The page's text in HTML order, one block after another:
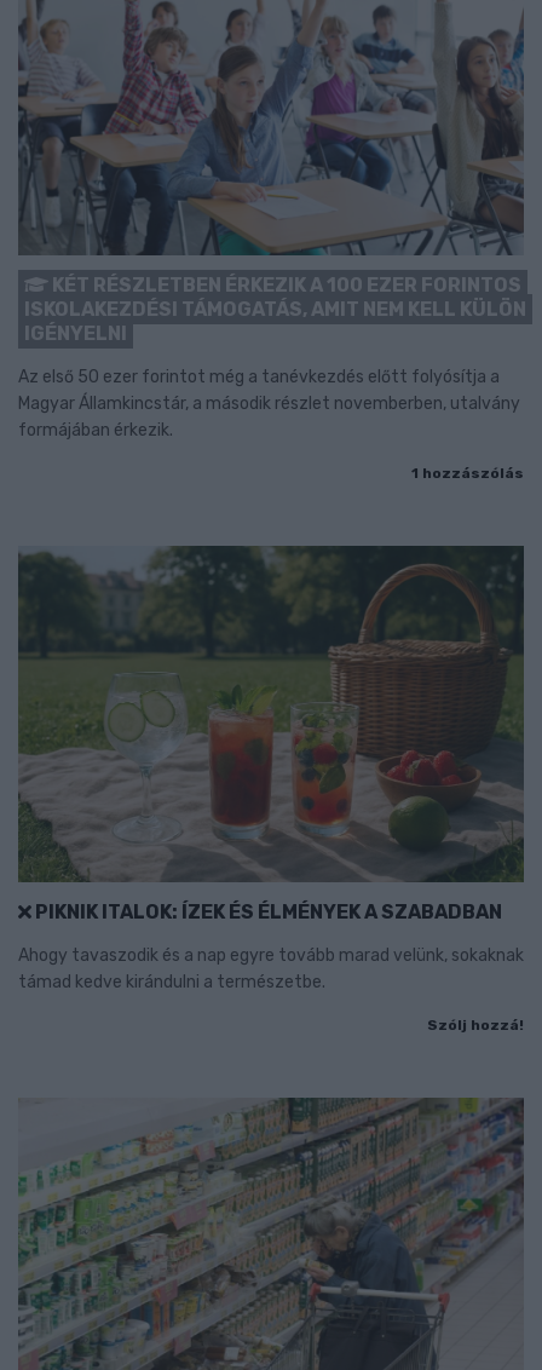
KÉT RÉSZLETBEN ÉRKEZIK A 100 EZER FORINTOS
ISKOLAKEZDÉSI TÁMOGATÁS, AMIT NEM KELL KÜLÖN
IGÉNYELNI
Az első 50 ezer forintot még a tanévkezdés előtt folyósítja a
Magyar Államkincstár, a második részlet novemberben, utalvány
formájában érkezik.
1 hozzászólás
PIKNIK ITALOK: ÍZEK ÉS ÉLMÉNYEK A SZABADBAN
Ahogy tavaszodik és a nap egyre tovább marad velünk, sokaknak
támad kedve kirándulni a természetbe.
Szólj hozzá!